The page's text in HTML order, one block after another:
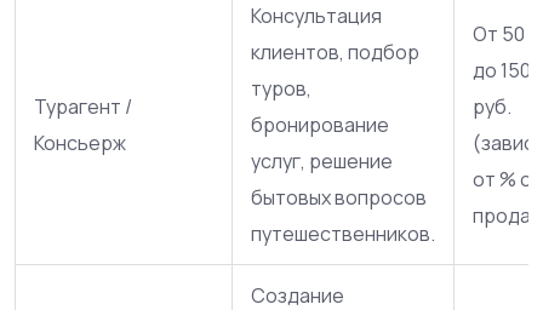
Турагент /
Консьерж
Консультация
клиентов, подбор
туров,
бронирование
услуг, решение
бытовых вопросов
путешественников.
От 50
до 150
руб.
от % от
Создание